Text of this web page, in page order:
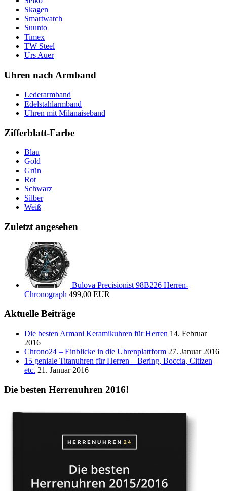
Skagen
Smartwatch
Suunto
Timex
TW Steel
Urs Auer
Uhren nach Armband
Lederarmband
Edelstahlarmband
Uhren mit Milanaiseband
Zifferblatt-Farbe
Blau
Gold
Grün
Rot
Schwarz
Silber
Weiß
Zuletzt angesehen
Bulova Precisionist 98B226 Herren-
Chronograph 499,00 EUR
Aktuelle Beiträge
Die besten Armani Keramikuhren für Herren 14. Februar
2016
Chrono24 – Einblicke in die Uhrenplattform 27. Januar 2016
15 geniale Titanuhren für Herren – Bering, Boccia, Citizen
etc. 21. Januar 2016
Die besten Herrenuhren 2016!